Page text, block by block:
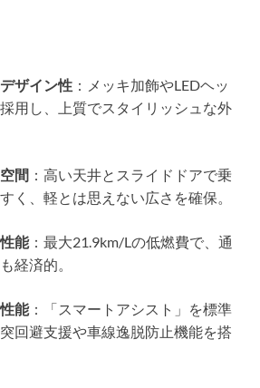
ザイン性 ：メッキ加飾やLEDヘッ
用し、上質でスタイリッシュな外
間 ：高い天井とスライドドアで乗
く、軽とは思えない広さを確保。
能：最大21.9km/Lの低燃費で、通
経済的。
能：「スマートアシスト」を標準
回避支援や車線逸脱防止機能を搭